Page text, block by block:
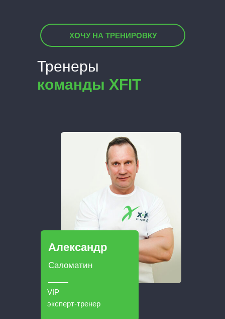
ХОЧУ НА ТРЕНИРОВКУ
Тренеры
команды XFIT
Саломатин
Александр
VIP
эксперт-тренер